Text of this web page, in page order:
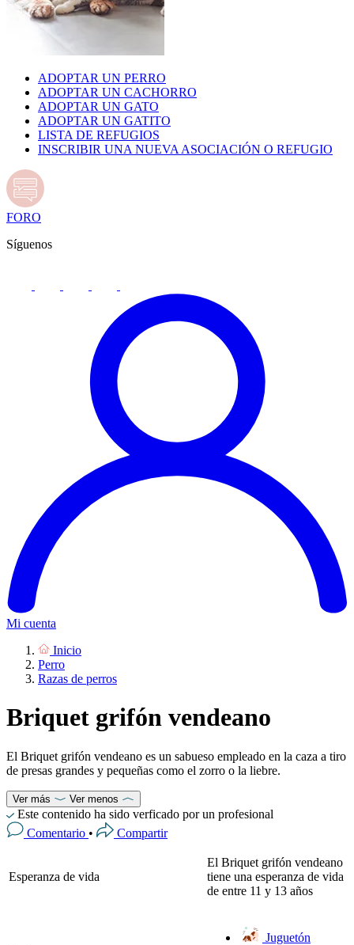
ADOPTAR UN PERRO
ADOPTAR UN CACHORRO
ADOPTAR UN GATO
ADOPTAR UN GATITO
LISTA DE REFUGIOS
INSCRIBIR UNA NUEVA ASOCIACIÓN O REFUGIO
FORO
Síguenos
Mi cuenta
Inicio
Perro
Razas de perros
Briquet grifón vendeano
El Briquet grifón vendeano es un sabueso empleado en la caza a tiro
de presas grandes y pequeñas como el zorro o la liebre.
Ver más Ver menos
Este contenido ha sido verficado por un profesional
Comentario • Compartir
Esperanza de vida
El Briquet grifón vendeano
tiene una esperanza de vida
de entre 11 y 13 años
Juguetón